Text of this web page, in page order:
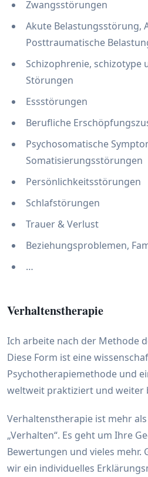
Zwangsstörungen
Akute Belastungsstörung,
Posttraumatische
Schizophrenie, schizotype
Störungen
Essstörungen
Berufliche
Psychosomatische
Somatisierungsstörungen
Persönlichkeitsstörungen
Schlafstörungen
Trauer & Verlust
Beziehungsproblemen,
…
Verhaltenstherapie
Ich arbeite nach der Methode
Diese Form ist eine
Psychotherapiemethode und
weltweit praktiziert und weiter
Verhaltenstherapie ist mehr
„Verhalten“. Es geht um Ihre
Bewertungen und vieles mehr.
wir ein individuelles